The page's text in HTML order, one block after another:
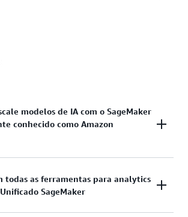
modelos de IA com o SageMaker
conhecido como Amazon
deIA no SageMakercom um conjunto
funcionalidades para o
todas as ferramentas para analytics
SageMaker